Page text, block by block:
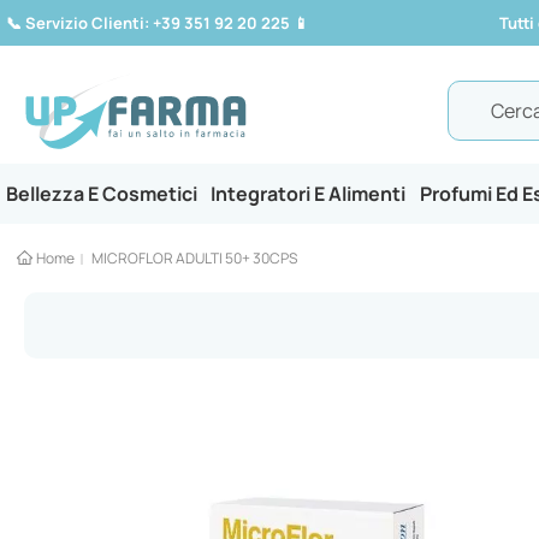
📞 Servizio Clienti: +39 351 92 20 225 📱 Tutti
Bellezza E Cosmetici Integratori E Alimenti Profumi Ed
Home MICROFLOR ADULTI 50+ 30CPS